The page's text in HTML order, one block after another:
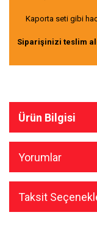
Kaporta seti gibi
Siparişinizi teslim
Ürün Bilgisi
Yorumlar
Taksit